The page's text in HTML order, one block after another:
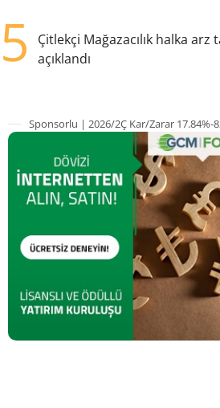
5
Çitlekçi Mağazacılık halka arz
açıklandı
Sponsorlu | 2026/2Ç Kar/Zarar 17.84%-